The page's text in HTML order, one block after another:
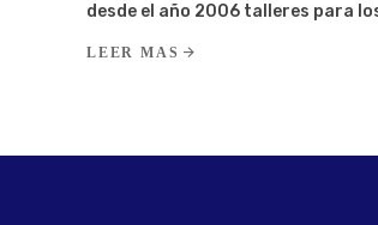
desde el año 2006 talleres para
LEER MAS